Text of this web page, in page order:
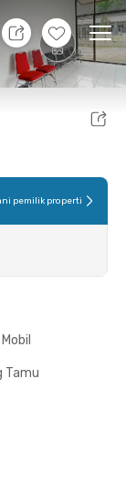
+9
Kamar
pemilik properti
Tamu